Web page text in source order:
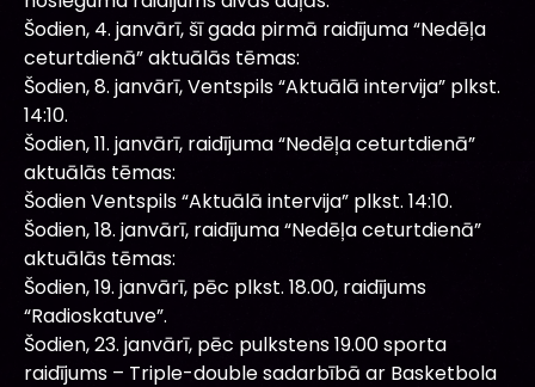
Šodien, 4. janvārī, šī gada pirmā raidījuma “Nedēļa
ceturtdienā” aktuālās tēmas:
Šodien, 8. janvārī, Ventspils “Aktuālā intervija” plkst.
14:10.
Šodien, 11. janvārī, raidījuma “Nedēļa ceturtdienā”
aktuālās tēmas:
Šodien Ventspils “Aktuālā intervija” plkst. 14:10.
Šodien, 18. janvārī, raidījuma “Nedēļa ceturtdienā”
aktuālās tēmas:
Šodien, 19. janvārī, pēc plkst. 18.00, raidījums
“Radioskatuve”.
Šodien, 23. janvārī, pēc pulkstens 19.00 sporta
raidījums – Triple-double sadarbībā ar Basketbola